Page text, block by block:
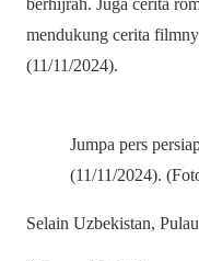
berhijrah. Juga cerita
mendukung cerita
(11/11/2024).
Jumpa pers
(11/11/2024).
Selain Uzbekistan,